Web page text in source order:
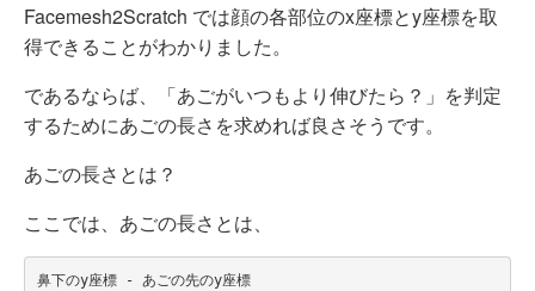
Facemesh2Scratch では顔の各部位のx座標とy座標を取
得できることがわかりました。
であるならば、「あごがいつもより伸びたら？」を判定
するためにあごの長さを求めれば良さそうです。
あごの長さとは？
ここでは、あごの長さとは、
鼻下のy座標 - あごの先のy座標